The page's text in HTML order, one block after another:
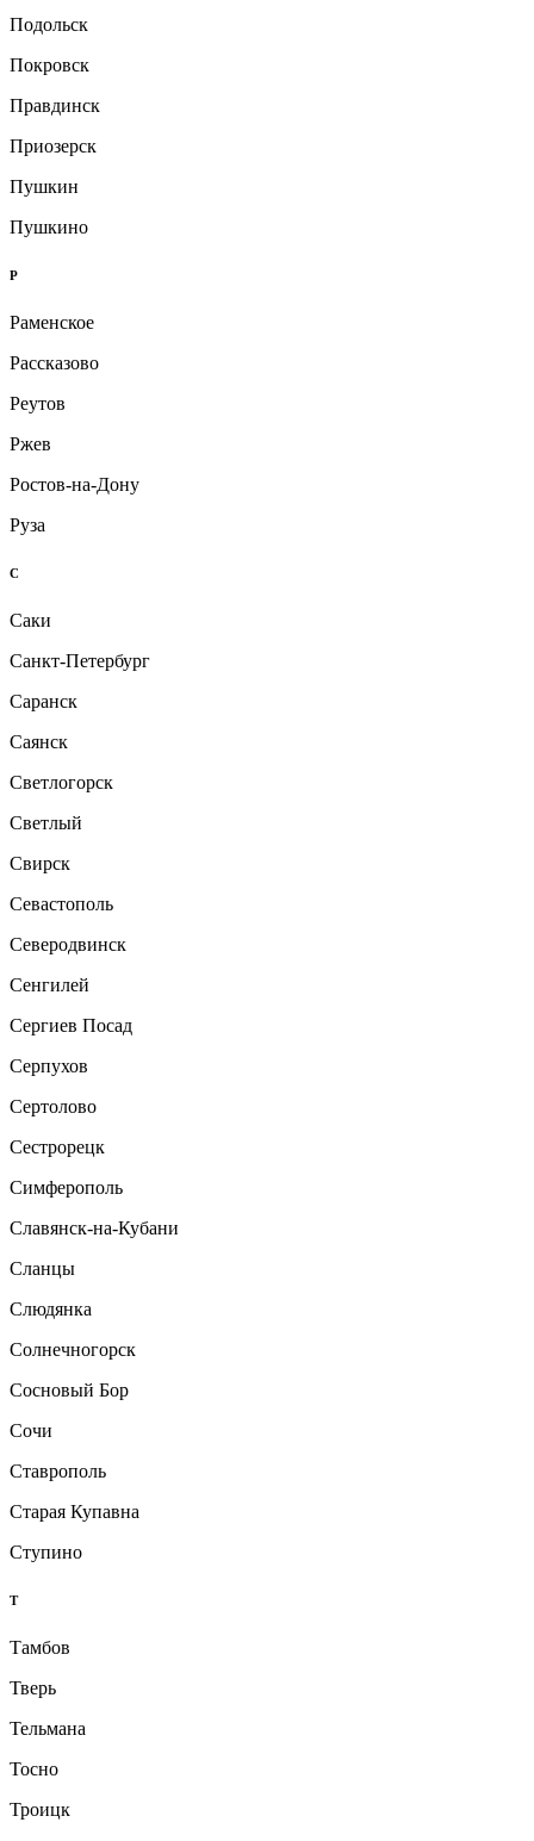
Подольск
Покровск
Правдинск
Приозерск
Пушкин
Пушкино
Р
Раменское
Рассказово
Реутов
Ржев
Ростов-на-Дону
Руза
С
Саки
Санкт-Петербург
Саранск
Саянск
Светлогорск
Светлый
Свирск
Севастополь
Северодвинск
Сенгилей
Сергиев Посад
Серпухов
Сертолово
Сестрорецк
Симферополь
Славянск-на-Кубани
Сланцы
Слюдянка
Солнечногорск
Сосновый Бор
Сочи
Ставрополь
Старая Купавна
Ступино
Т
Тамбов
Тверь
Тельмана
Тосно
Троицк